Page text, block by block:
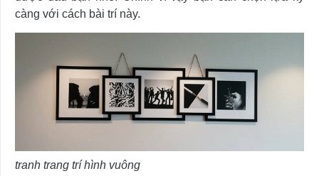
càng với cách bài trí này.
tranh trang trí hình vuông